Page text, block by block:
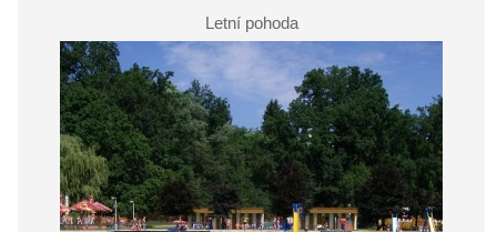
Letní pohoda